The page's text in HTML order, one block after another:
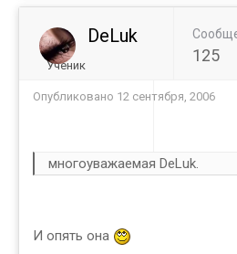
DeLuk
Ученик
125
Опубликовано 12 сентября, 2006
многоуважаемая DeLuk.
И опять она